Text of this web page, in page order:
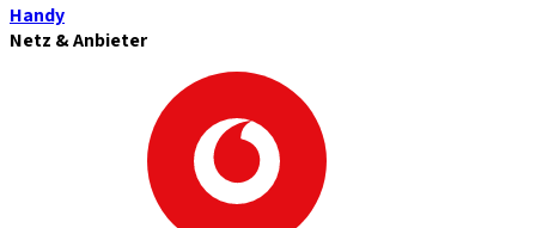
Handy
Netz & Anbieter